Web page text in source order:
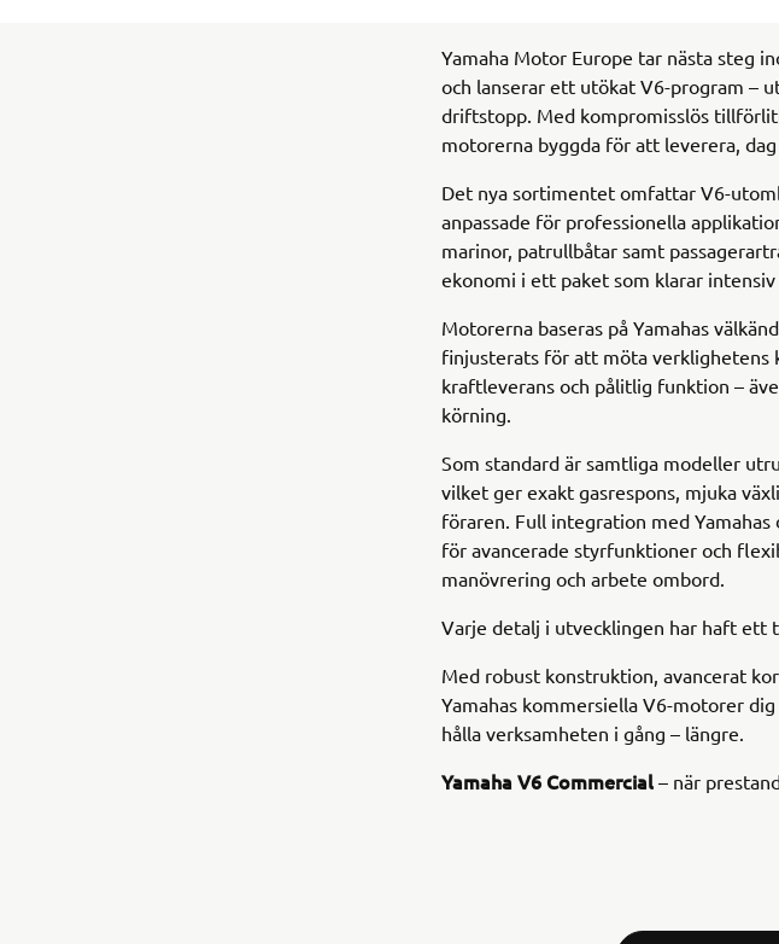
Yamaha Motor Europe tar nästa steg
och lanserar ett utökat V6-program –
driftstopp. Med kompromisslös
motorerna byggda för att leverera,
Det nya sortimentet omfattar V6-
anpassade för professionella
marinor, patrullbåtar samt
ekonomi i ett paket som klarar
Motorerna baseras på Yamahas
finjusterats för att möta verklighetens
kraftleverans och pålitlig funktion –
körning.
Som standard är samtliga modeller
vilket ger exakt gasrespons, mjuka
föraren. Full integration med Yamahas
för avancerade styrfunktioner och
manövrering och arbete ombord.
Varje detalj i utvecklingen har haft ett
Med robust konstruktion, avancerat
Yamahas kommersiella V6-motorer
hålla verksamheten i gång – längre.
Yamaha V6 Commercial – när